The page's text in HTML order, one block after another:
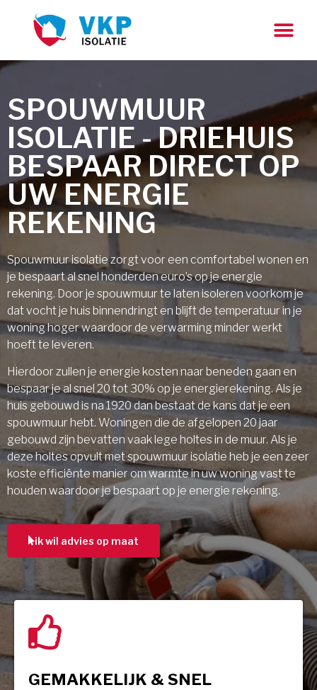
SPOUWMUUR
ISOLATIE - DRIEHUIS
BESPAAR DIRECT OP
UW ENERGIE
REKENING
Spouwmuur isolatie zorgt voor een comfortabel wonen en
je bespaart al snel honderden euro’s op je energie
rekening. Door je spouwmuur te laten isoleren voorkom je
dat vocht je huis binnendringt en blijft de temperatuur in je
woning hoger waardoor de verwarming minder werkt
hoeft te leveren.
Hierdoor zullen je energie kosten naar beneden gaan en
bespaar je al snel 20 tot 30% op je energierekening. Als je
huis gebouwd is na 1920 dan bestaat de kans dat je een
spouwmuur hebt. Woningen die de afgelopen 20 jaar
gebouwd zijn bevatten vaak lege holtes in de muur. Als je
deze holtes opvult met spouwmuur isolatie heb je een zeer
koste efficiënte manier om warmte in uw woning vast te
houden waardoor je bespaart op je energie rekening.
ik wil advies op maat
GEMAKKELIJK & SNEL